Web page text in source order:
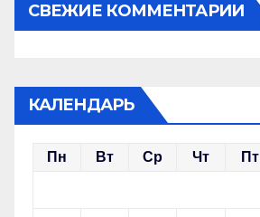
СВЕЖИЕ КОММЕНТАРИИ
КАЛЕНДАРЬ
Пн Вт Ср Чт Пт